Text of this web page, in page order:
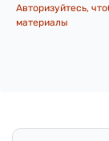
Авторизуйтесь,
материалы